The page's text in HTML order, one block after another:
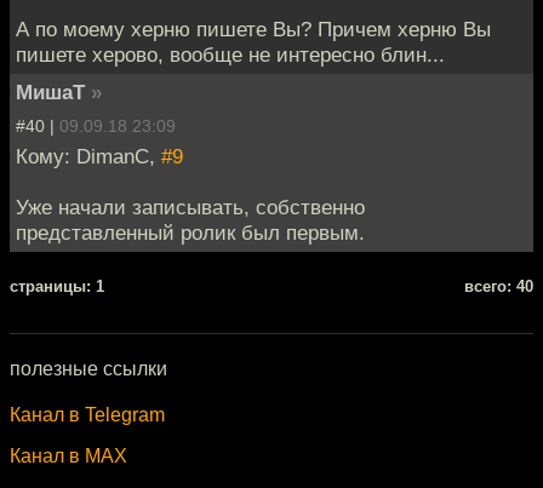
А по моему херню пишете Вы? Причем херню Вы
пишете херово, вообще не интересно блин...
МишаТ »
#40 | 09.09.18 23:09
Кому: DimanC, #9
Уже начали записывать, собственно
представленный ролик был первым.
cтраницы: 1 всего: 40
полезные ссылки
Канал в Telegram
Канал в MAX